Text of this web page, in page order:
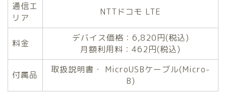
通信エ
リア
NTTドコモ LTE
料金
デバイス価格：6,820円(税込)
月額利用料：462円(税込)
付属品
取扱説明書・ MicroUSBケーブル(Micro-
B)